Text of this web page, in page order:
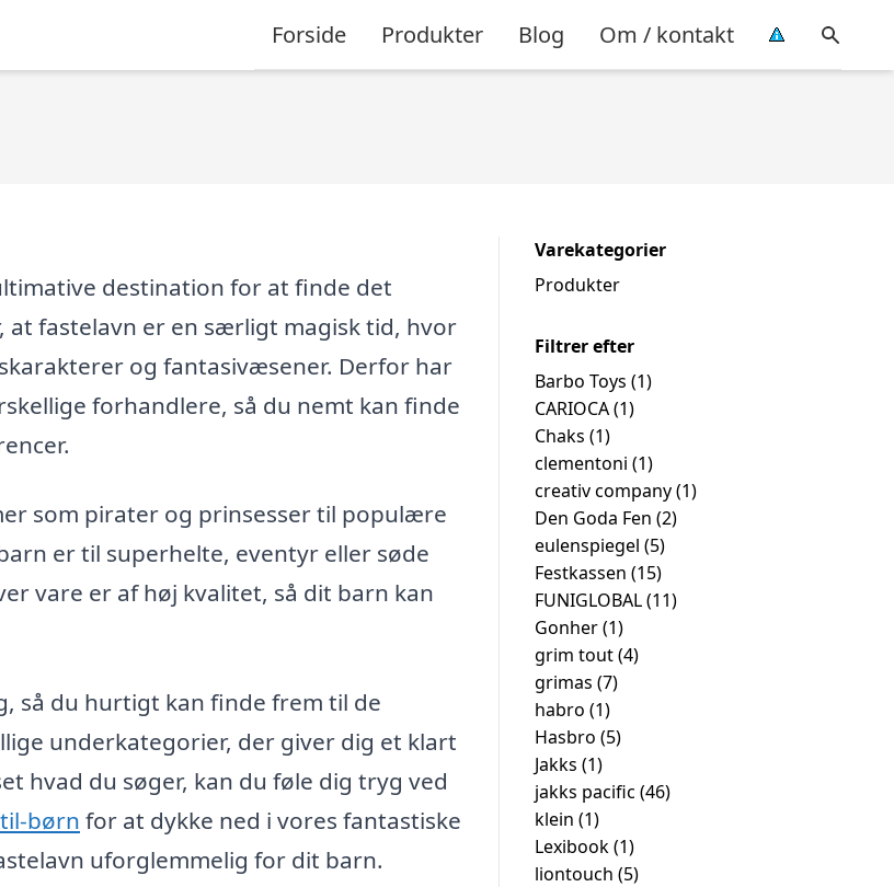
Forside Produkter Blog Om / kontakt
destination for at finde det
fastelavn er en særligt magisk tid, hvor
og fantasivæsener. Derfor har
forhandlere, så du nemt kan finde
som pirater og prinsesser til populære
er til superhelte, eventyr eller søde
vare er af høj kvalitet, så dit barn kan
så du hurtigt kan finde frem til de
underkategorier, der giver dig et klart
hvad du søger, kan du føle dig tryg ved
børn for at dykke ned i vores fantastiske
uforglemmelig for dit barn.
Varekategorier
Produkter
Filtrer efter
Barbo Toys (1)
CARIOCA(1)
Chaks (1)
clementoni (1)
creativ company(1)
Den Goda Fen (2)
eulenspiegel (5)
Festkassen (15)
FUNIGLOBAL(11)
Gonher(1)
grim tout(4)
grimas (7)
habro (1)
Hasbro (5)
Jakks (1)
jakks pacific (46)
klein (1)
Lexibook(1)
liontouch (5)